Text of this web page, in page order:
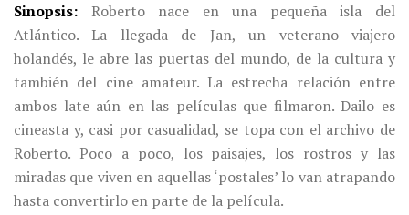
Sinopsis
Roberto nace en una pequeña isla del
Atlántico. La llegada de Jan, un veterano viajero
holandés, le abre las puertas del mundo, de la cultura y
también del cine amateur. La estrecha relación entre
ambos late aún en las películas que filmaron. Dailo es
cineasta y, casi por casualidad, se topa con el archivo de
Roberto. Poco a poco, los paisajes, los rostros y las
miradas que viven en aquellas ‘postales’ lo van atrapando
hasta convertirlo en parte de la película.